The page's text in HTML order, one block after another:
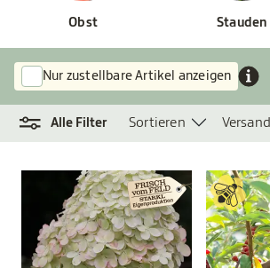
Obst Stauden
Nur zustellbare Artikel anzeigen
Alle Filter Sortieren Versand